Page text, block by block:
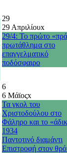
29
29 Απριλίουx
29/4: Το πρώτο
πρωτάθλημα στο
επαγγελματικό
ποδόσφαιρο
6
6 Μάϊοςx
Τα γκολ του
Χριστοδούλου στο
Φάληρο και το
1934
Παντοτινό διαμάντι
Επιστροφή στον